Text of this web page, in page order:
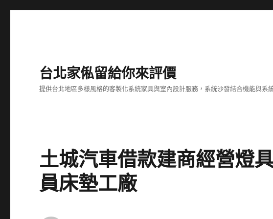
台北家俬留給你來評價
提供台北地區多樣風格的客製化系統家具與室內設計服務，系統沙發結合機能與系
土城汽車借款建商經營燈
員床墊工廠